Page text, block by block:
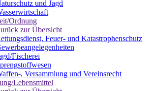
und Jagd
Ordnung
zur Übersicht
Feuer- und Katastrophenschutz
Fischerei
, Versammlung und Vereinsrecht
Lebensmittel